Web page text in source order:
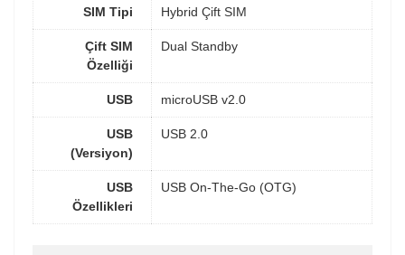
SIM Tipi Hybrid Çift SIM
Çift SIM
Özelliği
Dual Standby
USB microUSB v2.0
USB
(Versiyon)
USB 2.0
USB
Özellikleri
USB On-The-Go (OTG)